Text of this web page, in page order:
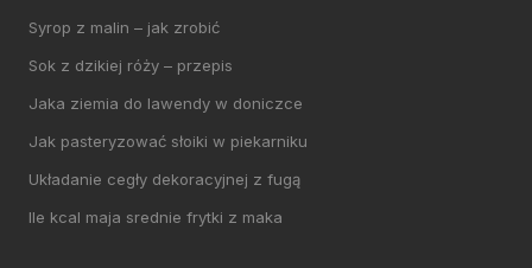
Syrop z malin – jak zrobić
Sok z dzikiej róży – przepis
Jaka ziemia do lawendy w doniczce
Jak pasteryzować słoiki w piekarniku
Układanie cegły dekoracyjnej z fugą
Ile kcal maja srednie frytki z maka